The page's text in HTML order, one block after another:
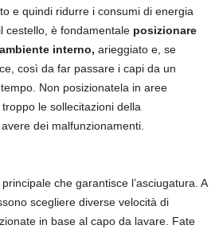
e quindi ridurre i consumi di energia
cestello, è fondamentale posizionare
interno, arieggiato e, se
così da far passare i capi da un
Non posizionatela in aree
le sollecitazioni della
dei malfunzionamenti.
che garantisce l’asciugatura. A
scegliere diverse velocità di
in base al capo da lavare. Fate